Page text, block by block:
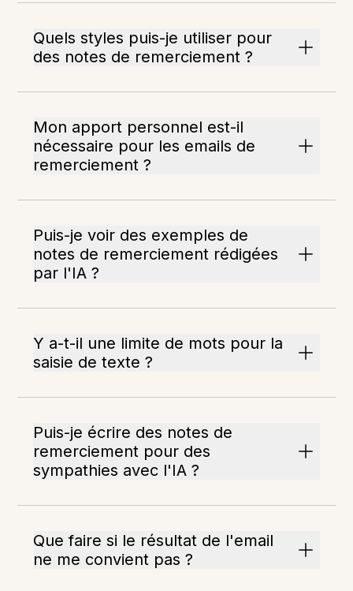
Quels styles puis-je utiliser pour
des notes de remerciement ?
Mon apport personnel est-il
nécessaire pour les emails de
remerciement ?
Puis-je voir des exemples de
notes de remerciement rédigées
par l'IA ?
Y a-t-il une limite de mots pour la
saisie de texte ?
Puis-je écrire des notes de
remerciement pour des
sympathies avec l'IA ?
Que faire si le résultat de l'email
ne me convient pas ?